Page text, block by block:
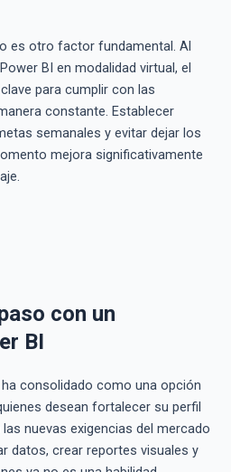
es otro factor fundamental. Al
BI en modalidad virtual, el
para cumplir con las
constante. Establecer
semanales y evitar dejar los
mejora significativamente
con un
BI
consolidado como una opción
desean fortalecer su perfil
nuevas exigencias del mercado
datos, crear reportes visuales y